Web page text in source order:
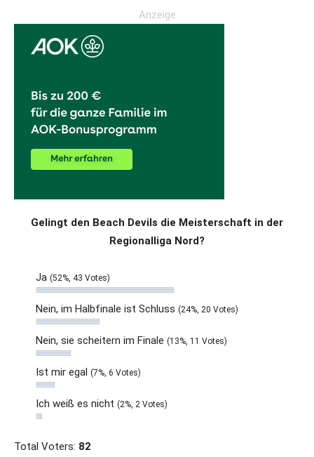
Anzeige
Gelingt den Beach Devils die Meisterschaft in der
Regionalliga Nord?
Ja (52%, 43 Votes)
Nein, im Halbfinale ist Schluss (24%, 20 Votes)
Nein, sie scheitern im Finale (13%, 11 Votes)
Ist mir egal (7%, 6 Votes)
Ich weiß es nicht (2%, 2 Votes)
Total Voters: 82